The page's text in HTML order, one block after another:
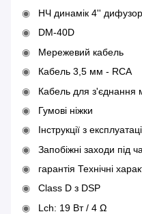
НЧ динамік 4'' дифузор
DM-40D
Мережевий кабель
Кабель 3,5 мм - RCA
Кабель для з'єднання
Гумові ніжки
Інструкції з
Запобіжні заходи під
гарантія Технічні
Class D з DSP
Lch: 19 Вт / 4 Ω